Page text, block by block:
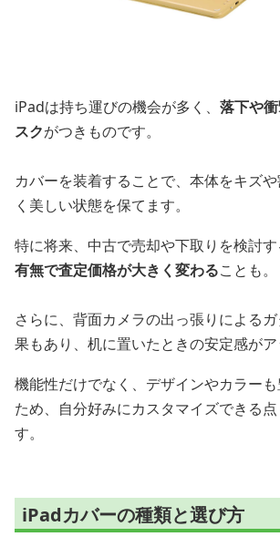
iPadは持ち運びの機会が多く、 落下や
スクがつきものです。
カバーを装着することで、本体をキズ
く美しい状態を保てます。
特に将来、中古で売却や下取りを検討す
有無で査定価格が大きく変わることも。
さらに、背面カメラの出っ張りによる
果もあり、机に置いたときの安定感がア
機能性だけでなく、デザインやカラー
ため、自分好みにカスタマイズできる
す。
iPadカバーの種類と選び方